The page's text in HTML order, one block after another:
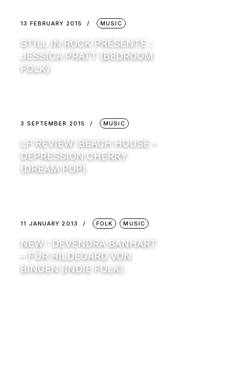
13 FEBRUARY 2015 MUSIC
STILL IN ROCK PRÉSENTE :
JESSICA PRATT (BEDROOM
FOLK)
3 SEPTEMBER 2015 MUSIC
LP REVIEW: BEACH HOUSE –
DEPRESSION CHERRY
(DREAM POP)
11 JANUARY 2013 FOLK MUSIC
NEW : DEVENDRA BANHART
– FÜR HILDEGARD VON
BINGEN (INDIE FOLK)